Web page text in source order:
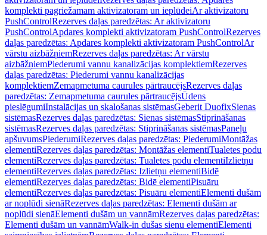
komplekti pagriežamam aktivizatoram un ieplūdeiAr aktivizatoru
PushControlRezerves daļas paredzētas: Ar aktivizatoru
PushControlApdares komplekti aktivizatoram PushControlRezerves
daļas paredzētas: Apdares komplekti aktivizatoram PushControlAr
vārstu aizbāžņiemRezerves daļas paredzētas: Ar vārstu
aizbāžņiemPiederumi vannu kanalizācijas komplektiemRezerves
daļas paredzētas: Piederumi vannu kanalizācijas
komplektiemZemapmetuma caurules pārtraucējsRezerves daļas
paredzētas: Zemapmetuma caurules pārtraucējsŪdens
pieslēgumiInstalācijas un skalošanas sistēmasGeberit DuofixSienas
sistēmasRezerves daļas paredzētas: Sienas sistēmasStiprināšanas
sistēmasRezerves daļas paredzētas: Stiprināšanas sistēmasPaneļu
apšuvumsPiederumiRezerves daļas paredzētas: PiederumiMontāžas
elementiRezerves daļas paredzētas: Montāžas elementiTualetes podu
elementiRezerves daļas paredzētas: Tualetes podu elementiIzlietņu
elementiRezerves daļas paredzētas: Izlietņu elementiBidē
elementiRezerves daļas paredzētas: Bidē elementiPisuāru
elementiRezerves daļas paredzētas: Pisuāru elementiElementi dušām
ar noplūdi sienāRezerves daļas paredzētas: Elementi dušām ar
noplūdi sienāElementi dušām un vannāmRezerves daļas paredzētas:
Elementi dušām un vannāmWalk-in dušas sienu elementiElementi